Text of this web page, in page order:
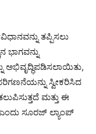
ತಪ್ಪಿಸಲು
ಭಾಗವನ್ನು
ಅಭಿವೃದ್ಧಿಪಡಿಸಲಾಯಿತು,
ಸ್ವೀಕರಿಸಿದ
ಮತ್ತು ಈ
ಸೂರಜ್ ಲ್ಯಾಂಪ್